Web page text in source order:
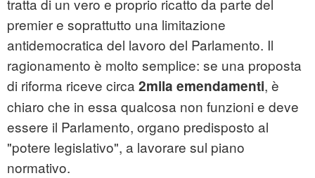
tratta di un vero e proprio ricatto da parte del
premier e soprattutto una limitazione
antidemocratica del lavoro del Parlamento. Il
ragionamento è molto semplice: se una proposta
di riforma riceve circa 2mila emendamenti, è
chiaro che in essa qualcosa non funzioni e deve
essere il Parlamento, organo predisposto al
"potere legislativo", a lavorare sul piano
normativo.